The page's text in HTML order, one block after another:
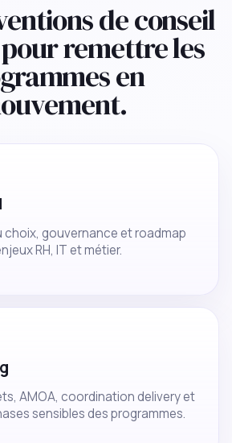
de conseil
remettre les
en
choix, gouvernance et roadmap
RH, IT et métier.
AMOA, coordination delivery et
sensibles des programmes.